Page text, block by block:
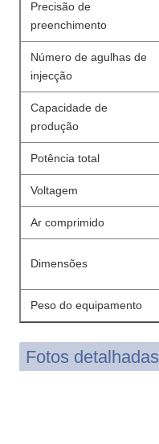
Precisão de
preenchimento
Número de agulhas de
injecção
Capacidade de
produção
Potência total
Voltagem
Ar comprimido
Dimensões
Peso do equipamento
Fotos detalhadas